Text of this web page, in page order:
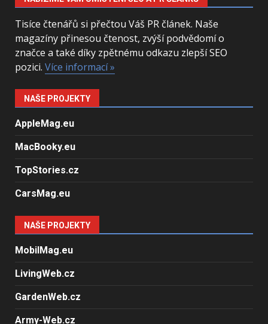
Tisíce čtenářů si přečtou Váš PR článek. Naše
magazíny přinesou čtenost, zvýší podvědomí o
značce a také díky zpětnému odkazu zlepší SEO
pozici. Více informací »
NAŠE PROJEKTY
AppleMag.eu
MacBooky.eu
TopStories.cz
CarsMag.eu
NAŠE PROJEKTY
MobilMag.eu
LivingWeb.cz
GardenWeb.cz
Army-Web.cz